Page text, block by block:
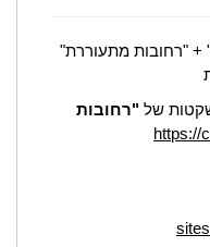
+ "רחובות מתעוררת"
של "רחובות
https://